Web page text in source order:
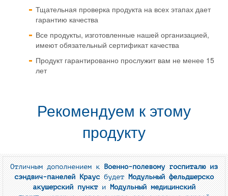
Тщательная проверка продукта на всех этапах дает
гарантию качества
Все продукты, изготовленные нашей организацией,
имеют обязательный сертификат качества
Продукт гарантированно прослужит вам не менее 15
лет
Рекомендуем к этому
продукту
Отличным дополнением кВоенно-полевому госпиталю из
сэндвич-панелей КраусбудетМодульный фельдшерско
акушерский пунктиМодульный медицинский